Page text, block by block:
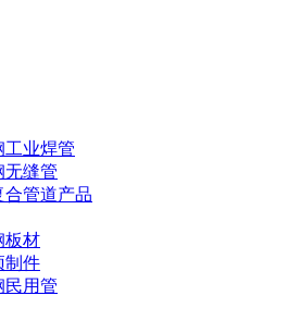
工业焊管
无缝管
合管道产品
板材
制件
民用管